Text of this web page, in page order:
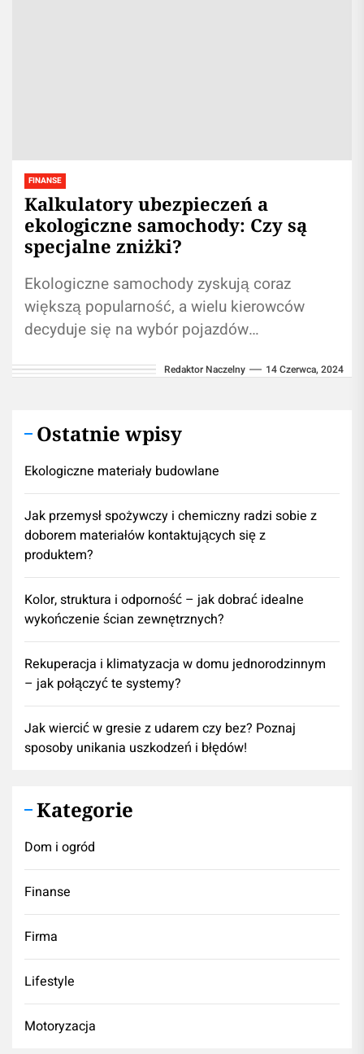
FINANSE
Kalkulatory ubezpieczeń a
ekologiczne samochody: Czy są
specjalne zniżki?
Ekologiczne samochody zyskują coraz
większą popularność, a wielu kierowców
decyduje się na wybór pojazdów
korzyści ekologiczne i ekonomiczne.
Redaktor Naczelny 14 Czerwca, 2024
Ostatnie wpisy
Ekologiczne materiały budowlane
Jak przemysł spożywczy i chemiczny radzi sobie z
doborem materiałów kontaktujących się z
produktem?
Kolor, struktura i odporność – jak dobrać idealne
wykończenie ścian zewnętrznych?
Rekuperacja i klimatyzacja w domu jednorodzinnym
– jak połączyć te systemy?
Jak wiercić w gresie z udarem czy bez? Poznaj
sposoby unikania uszkodzeń i błędów!
Kategorie
Dom i ogród
Finanse
Firma
Lifestyle
Motoryzacja